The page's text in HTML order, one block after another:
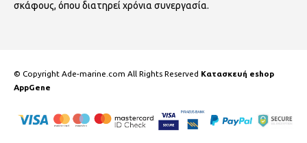
σκάφους, όπου διατηρεί χρόνια συνεργασία.
© Copyright Ade-marine.com All Rights Reserved Κατασκευή eshop
AppGene